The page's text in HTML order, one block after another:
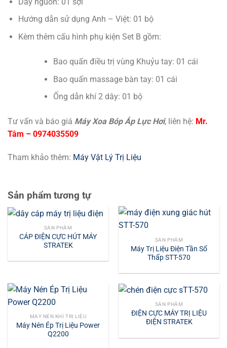
Hướng dẫn sử dụng Anh – Việt: 01 bộ
Kèm thêm cấu hình phụ kiện Set B gồm:
Bao quấn điều trị vùng Khuỷu tay: 01 cái
Bao quấn massage bàn tay: 01 cái
Ống dẫn khí 2 dây: 01 bộ
Tư vấn và báo giá Máy Xoa Bóp Áp Lực Hơi, liên hệ: Mr.
Tâm – 0974035509
Tham khảo thêm: Máy Vật Lý Trị Liệu
Sản phẩm tương tự
SẢN PHẨM
CÁP ĐIỆN CỰC HÚT MÁY
STRATEK
SẢN PHẨM
Máy Trị Liệu Điện Tần Số
Thấp STT-570
MÁY NÉN KHÍ TRỊ LIỆU
Máy Nén Ép Trị Liệu Power
Q2200
SẢN PHẨM
ĐIỆN CỰC MÁY TRỊ LIỆU
ĐIỆN STRATEK